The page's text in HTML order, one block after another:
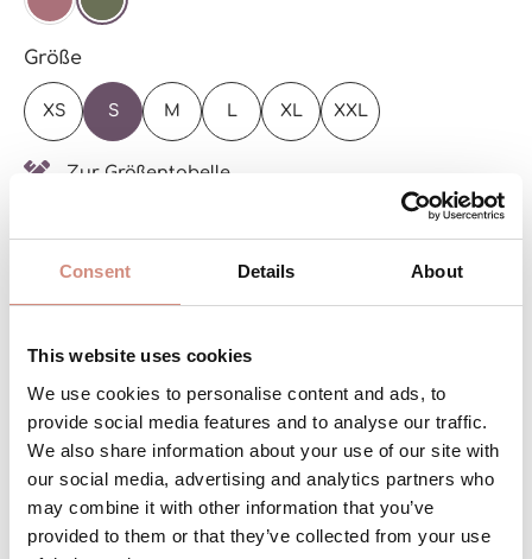
Consent Details About
This website uses cookies
We use cookies to personalise content and ads, to
provide social media features and to analyse our traffic.
We also share information about your use of our site with
our social media, advertising and analytics partners who
may combine it with other information that you’ve
provided to them or that they’ve collected from your use
DARK ROSE
OLIVE
Größeauswählen
XS S M L XL XXL
Zur Größentabelle
Stk IN DEN WARENKORB
Produktnummer:TD-s-ol